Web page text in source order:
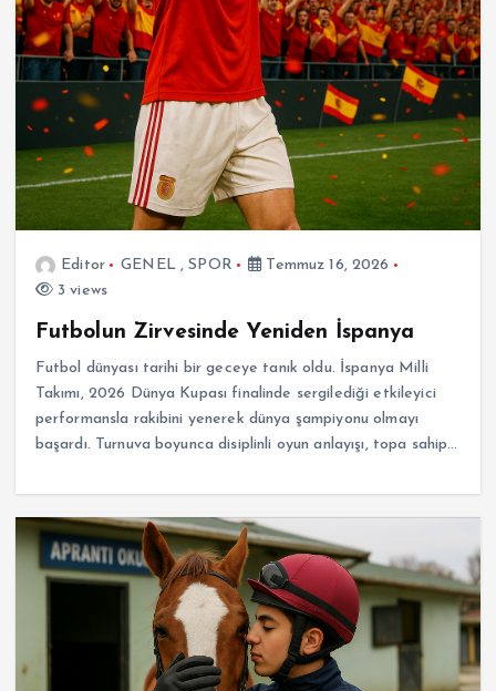
Editor GENEL,SPOR
Temmuz 16, 2026
3 views
Futbolun Zirvesinde Yeniden İspanya
Futbol dünyası tarihi bir geceye tanık oldu. İspanya Milli
Takımı, 2026 Dünya Kupası finalinde sergilediği etkileyici
performansla rakibini yenerek dünya şampiyonu olmayı
başardı. Turnuva boyunca disiplinli oyun anlayışı, topa sahip…